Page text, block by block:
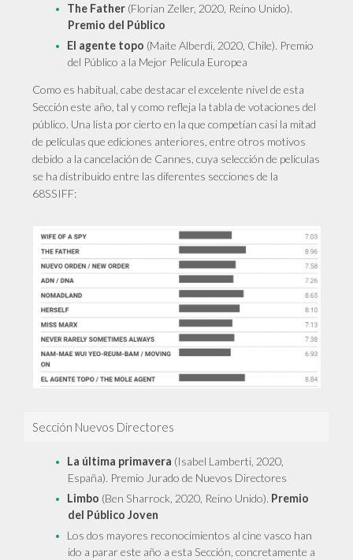
The Father (Florian Zeller, 2020, Reino Unido).
Premio del Público
El agente topo (Maite Alberdi, 2020, Chile). Premio
del Público a la Mejor Película Europea
Como es habitual, cabe destacar el excelente nivel de esta
Sección este año, tal y como refleja la tabla de votaciones del
público. Una lista por cierto en la que competían casi la mitad
de películas que ediciones anteriores, entre otros motivos
debido a la cancelación de Cannes, cuya selección de películas
se ha distribuido entre las diferentes secciones de la
68SSIFF:
Sección Nuevos Directores
La última primavera (Isabel Lamberti, 2020,
España). Premio Jurado de Nuevos Directores
Limbo (Ben Sharrock, 2020, Reino Unido). Premio
del Público Joven
Los dos mayores reconocimientos al cine vasco han
ido a parar este año a esta Sección, concretamente a